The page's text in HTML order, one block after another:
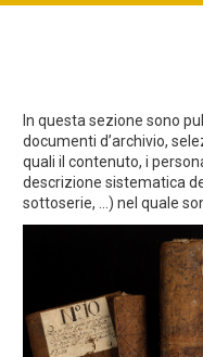
In questa sezione sono
documenti d’archivio,
quali il contenuto, i
descrizione sistematica
sottoserie, ...) nel quale